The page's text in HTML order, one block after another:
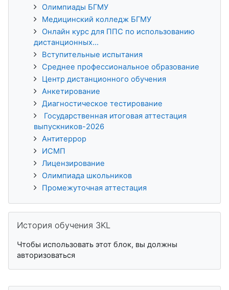
Олимпиады БГМУ
Медицинский колледж БГМУ
Онлайн курс для ППС по использованию
дистанционных...
Вступительные испытания
Среднее профессиональное образование
Центр дистанционного обучения
Анкетирование
Диагностическое тестирование
Государственная итоговая аттестация
выпускников-2026
Антитеррор
ИСМП
Лицензирование
Олимпиада школьников
Промежуточная аттестация
История обучения 3KL
Чтобы использовать этот блок, вы должны
авторизоваться